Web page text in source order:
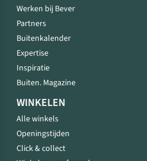
Werken bij Bever
Partners
Buitenkalender
Expertise
Inspiratie
Buiten. Magazine
WINKELEN
Alle winkels
Openingstijden
Click & collect